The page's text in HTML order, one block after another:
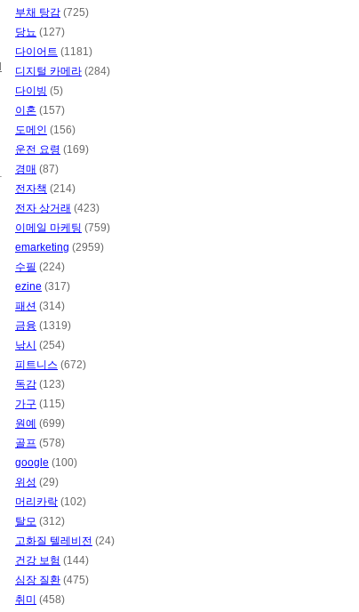
부채 탕감 (725)
당뇨 (127)
다이어트 (1181)
디지털 카메라 (284)
다이빙 (5)
이혼 (157)
도메인 (156)
운전 요령 (169)
경매 (87)
전자책 (214)
전자 상거래 (423)
이메일 마케팅 (759)
emarketing (2959)
수필 (224)
ezine (317)
패션 (314)
금융 (1319)
낚시 (254)
피트니스 (672)
독감 (123)
가구 (115)
원예 (699)
골프 (578)
google (100)
위성 (29)
머리카락 (102)
탈모 (312)
고화질 텔레비전 (24)
건강 보험 (144)
심장 질환 (475)
취미 (458)